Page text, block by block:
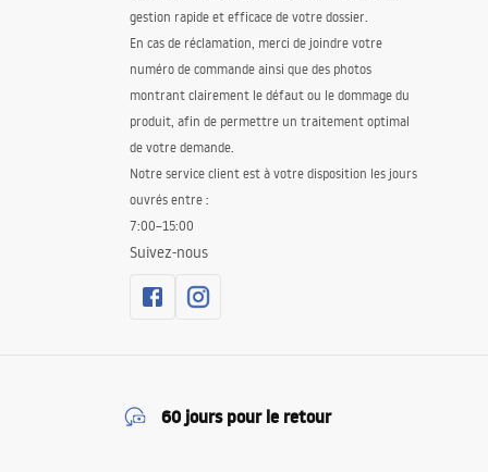
gestion rapide et efficace de votre dossier.
En cas de réclamation, merci de joindre votre
numéro de commande ainsi que des photos
montrant clairement le défaut ou le dommage du
produit, afin de permettre un traitement optimal
de votre demande.
Notre service client est à votre disposition les jours
ouvrés entre :
7:00–15:00
Suivez-nous
60 jours pour le retour